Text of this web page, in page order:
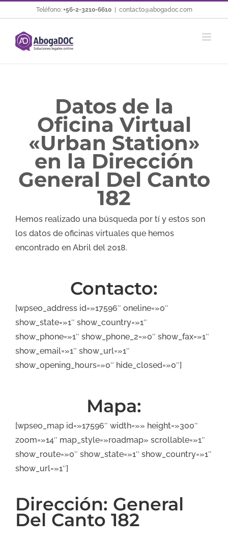
al
contenido
Teléfono: +56-2-3210-6610 contacto@abogadoc.com
Datos de la
Oficina Virtual
«Urban Station»
en la Dirección
General Del Canto
182
Hemos realizado una búsqueda por tí y estos son
los datos de oficinas virtuales que hemos
encontrado en Abril del 2018.
Contacto:
[wpseo_address id=»17596″ oneline=»0″
show_state=»1″ show_country=»1″
show_phone=»1″ show_phone_2=»0″ show_fax=»1″
show_email=»1″ show_url=»1″
show_opening_hours=»0″ hide_closed=»0″]
Mapa:
[wpseo_map id=»17596″ width=»» height=»300″
zoom=»14″ map_style=»roadmap» scrollable=»1″
show_route=»0″ show_state=»1″ show_country=»1″
show_url=»1″]
Dirección: General
Del Canto 182